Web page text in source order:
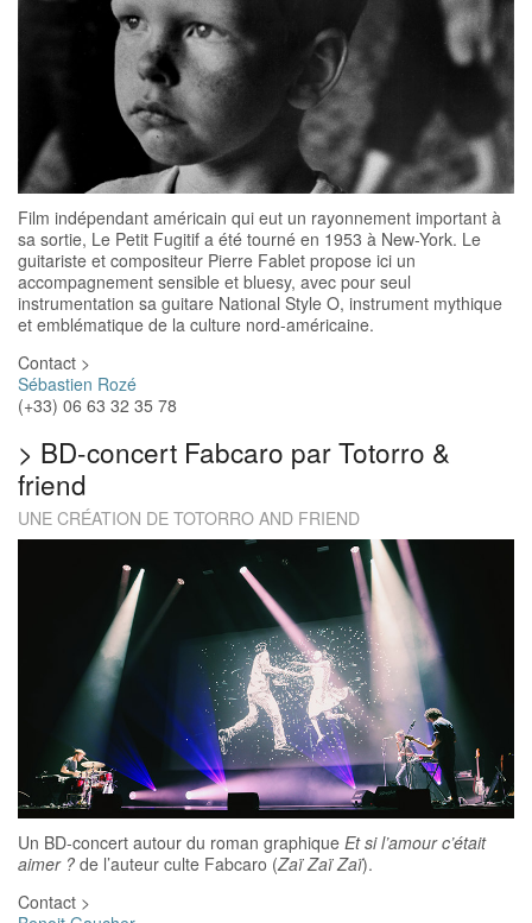
Film indépendant américain qui eut un rayonnement important à
sa sortie, Le Petit Fugitif a été tourné en 1953 à New-York. Le
guitariste et compositeur Pierre Fablet propose ici un
accompagnement sensible et bluesy, avec pour seul
instrumentation sa guitare National Style O, instrument mythique
et emblématique de la culture nord-américaine.
Contact >
Sébastien Rozé
(+33) 06 63 32 35 78
> BD-concert Fabcaro par Totorro &
friend
UNE CRÉATION DE TOTORRO AND FRIEND
Un BD-concert autour du roman graphique Et si l’amour c’était
aimer ? de l’auteur culte Fabcaro (Zaï Zaï Zaï).
Contact >